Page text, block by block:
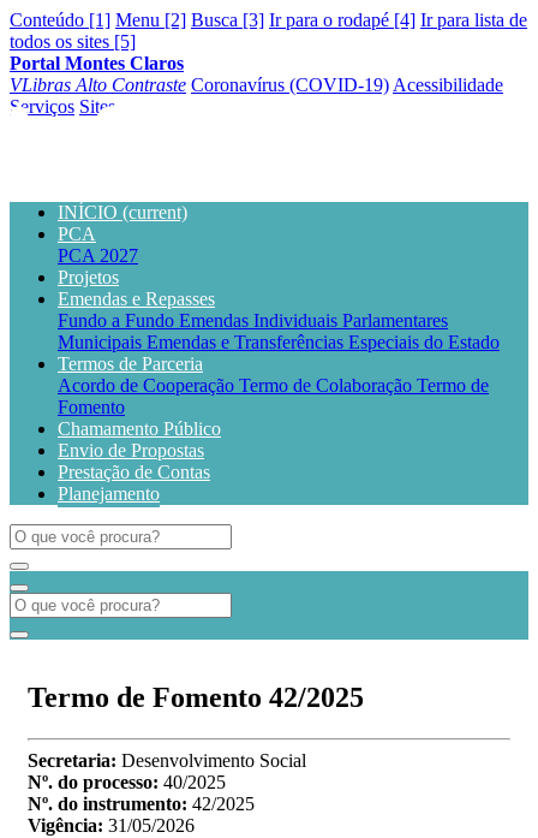
Conteúdo [1] Menu [2] Busca [3] Ir para o rodapé [4] Ir para lista de
todos os sites [5]
Portal Montes Claros
VLibras Alto Contraste Coronavírus (COVID-19) Acessibilidade
Serviços Sites
INÍCIO (current)
PCA
PCA 2027
Projetos
Emendas e Repasses
Fundo a Fundo Emendas Individuais Parlamentares
Municipais Emendas e Transferências Especiais do Estado
Termos de Parceria
Acordo de Cooperação Termo de Colaboração Termo de
Fomento
Chamamento Público
Envio de Propostas
Prestação de Contas
Planejamento
Termo de Fomento 42/2025
Secretaria: Desenvolvimento Social
Nº. do processo: 40/2025
Nº. do instrumento: 42/2025
Vigência: 31/05/2026